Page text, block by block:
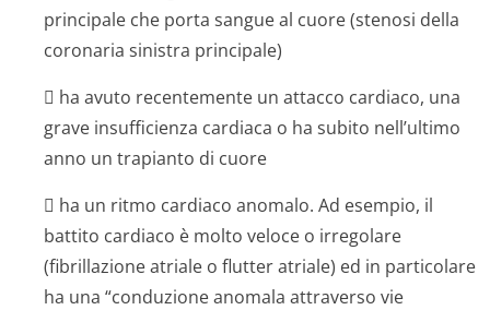
principale che porta sangue al cuore (stenosi della
coronaria sinistra principale)
 ha avuto recentemente un attacco cardiaco, una
grave insufficienza cardiaca o ha subito nell’ultimo
anno un trapianto di cuore
 ha un ritmo cardiaco anomalo. Ad esempio, il
battito cardiaco è molto veloce o irregolare
(fibrillazione atriale o flutter atriale) ed in particolare
ha una “conduzione anomala attraverso vie